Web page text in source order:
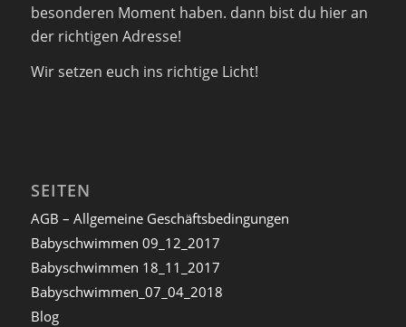
besonderen Moment haben. dann bist du hier an
der richtigen Adresse!
Wir setzen euch ins richtige Licht!
SEITEN
AGB – Allgemeine Geschäftsbedingungen
Babyschwimmen 09_12_2017
Babyschwimmen 18_11_2017
Babyschwimmen_07_04_2018
Blog